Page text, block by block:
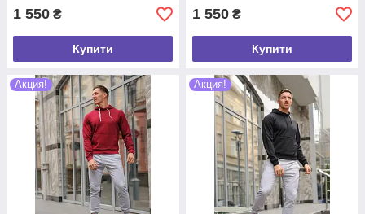
1 550 ₴
Купити
1 550 ₴
Купити
Акция! Акция!